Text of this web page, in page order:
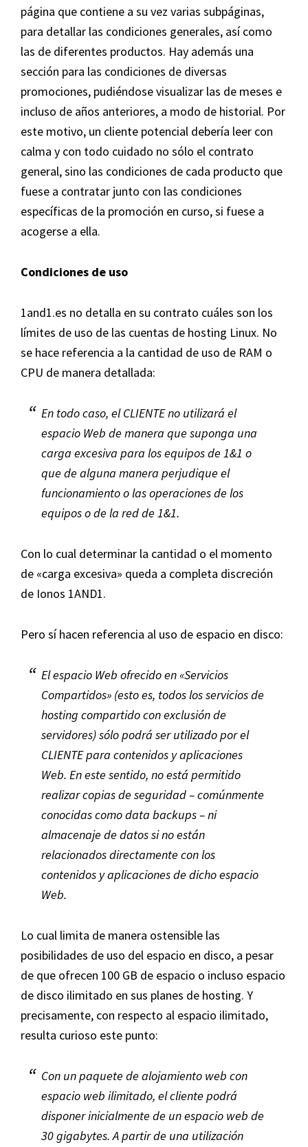
página que contiene a su vez varias subpáginas,
para detallar las condiciones generales, así como
las de diferentes productos. Hay además una
sección para las condiciones de diversas
promociones, pudiéndose visualizar las de meses e
incluso de años anteriores, a modo de historial. Por
este motivo, un cliente potencial debería leer con
calma y con todo cuidado no sólo el contrato
general, sino las condiciones de cada producto que
fuese a contratar junto con las condiciones
específicas de la promoción en curso, si fuese a
acogerse a ella.
Condiciones de uso
1and1.es no detalla en su contrato cuáles son los
límites de uso de las cuentas de hosting Linux. No
se hace referencia a la cantidad de uso de RAM o
CPU de manera detallada:
En todo caso, el CLIENTE no utilizará el
espacio Web de manera que suponga una
carga excesiva para los equipos de 1&1 o
que de alguna manera perjudique el
funcionamiento o las operaciones de los
equipos o de la red de 1&1.
Con lo cual determinar la cantidad o el momento
de «carga excesiva» queda a completa discreción
de Ionos 1AND1.
Pero sí hacen referencia al uso de espacio en disco:
El espacio Web ofrecido en «Servicios
Compartidos» (esto es, todos los servicios de
hosting compartido con exclusión de
servidores) sólo podrá ser utilizado por el
CLIENTE para contenidos y aplicaciones
Web. En este sentido, no está permitido
realizar copias de seguridad – comúnmente
conocidas como data backups – ni
almacenaje de datos si no están
relacionados directamente con los
contenidos y aplicaciones de dicho espacio
Web.
Lo cual limita de manera ostensible las
posibilidades de uso del espacio en disco, a pesar
de que ofrecen 100 GB de espacio o incluso espacio
de disco ilimitado en sus planes de hosting. Y
precisamente, con respecto al espacio ilimitado,
resulta curioso este punto:
Con un paquete de alojamiento web con
espacio web ilimitado, el cliente podrá
disponer inicialmente de un espacio web de
30 gigabytes. A partir de una utilización